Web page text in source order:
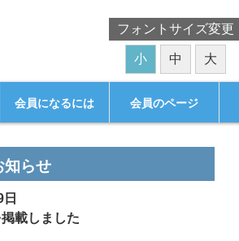
フォントサイズ変更
小 中 大
会員になるには 会員のページ
知らせ
載しました